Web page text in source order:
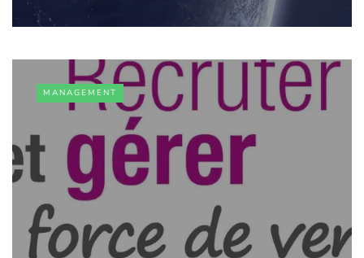
MANAGEMENT